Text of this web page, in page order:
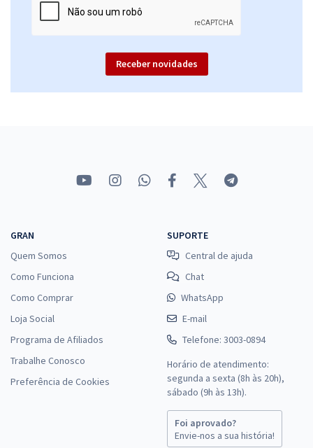
Receber novidades
GRAN
Quem Somos
Como Funciona
Como Comprar
Loja Social
Programa de Afiliados
Trabalhe Conosco
Preferência de Cookies
SUPORTE
Central de ajuda
Chat
WhatsApp
E-mail
Telefone: 3003-0894
Horário de atendimento:
segunda a sexta (8h às 20h),
sábado (9h às 13h).
Foi aprovado?
Envie-nos a sua história!